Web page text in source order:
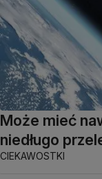
Może mieć
niedługo
CIEKAWOSTKI